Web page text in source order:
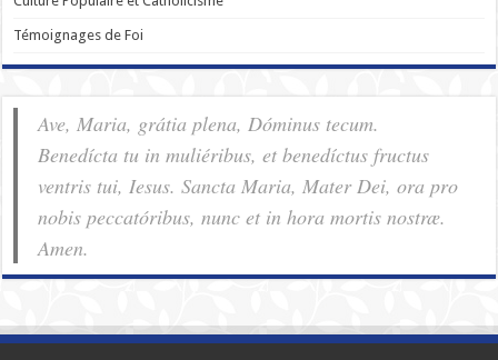
Témoignages de Foi
Ave, Maria, grátia plena, Dóminus tecum.
Benedícta tu in muliéribus, et benedíctus fructus
ventris tui, Iesus. Sancta Maria, Mater Dei, ora pro
nobis pec­ca­tóribus, nunc et in hora mortis nostræ.
Amen.